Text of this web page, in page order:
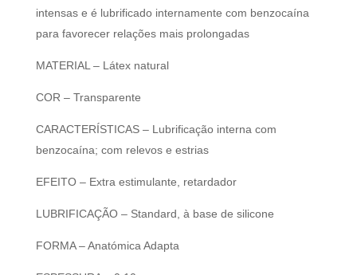
intensas e é lubrificado internamente com benzocaína
para favorecer relações mais prolongadas
MATERIAL – Látex natural
COR – Transparente
CARACTERÍSTICAS – Lubrificação interna com
benzocaína; com relevos e estrias
EFEITO – Extra estimulante, retardador
LUBRIFICAÇÃO – Standard, à base de silicone
FORMA – Anatómica Adapta